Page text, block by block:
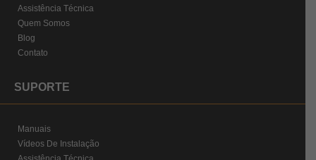
Assistência Técnica
Quem Somos
Blog
Contato
SUPORTE
Manuais
Vídeos De Instalação